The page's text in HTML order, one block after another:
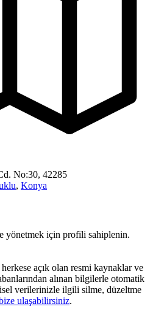
No:30, 42285
, Konya
yönetmek için profili sahiplenin.
açık olan resmi kaynaklar ve
alınan bilgilerle otomatik
verilerinizle ilgili silme, düzeltme
ulaşabilirsiniz.